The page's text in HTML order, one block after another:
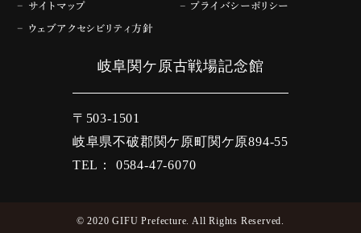
サイトマップ プライバシーポリシー
ウェブアクセシビリティ方針
岐阜関ケ原古戦場記念館
〒503-1501
岐阜県不破郡関ケ原町関ケ原894-55
TEL： 0584-47-6070
© 2020 GIFU Prefecture. All Rights Reserved.